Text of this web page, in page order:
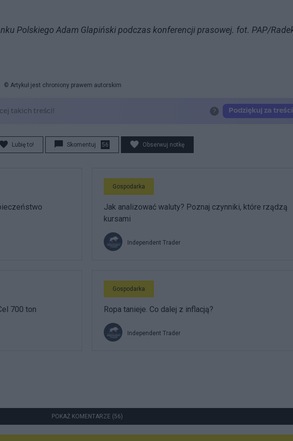
Polskiego Adam Glapiński podczas konferencji prasowej. fot. PAP/
© Artykuł jest chroniony prawem autorskim
Lubię to! Skomentuj 56 Obserwuj notkę
Gospodarka
Jak analizować waluty? Poznaj czynniki, które rządzą
kursami
Independent Trader
700 ton
Gospodarka
Ropa tanieje. Co dalej z inflacją?
Independent Trader
POKAŻ KOMENTARZE (56)